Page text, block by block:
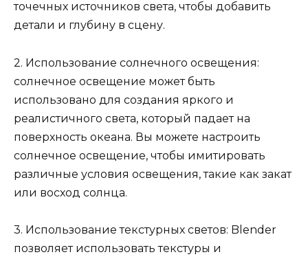
точечных источников света, чтобы добавить
детали и глубину в сцену.
2. Использование солнечного освещения:
солнечное освещение может быть
использовано для создания яркого и
реалистичного света, который падает на
поверхность океана. Вы можете настроить
солнечное освещение, чтобы имитировать
различные условия освещения, такие как закат
или восход солнца.
3. Использование текстурных светов: Blender
позволяет использовать текстуры и